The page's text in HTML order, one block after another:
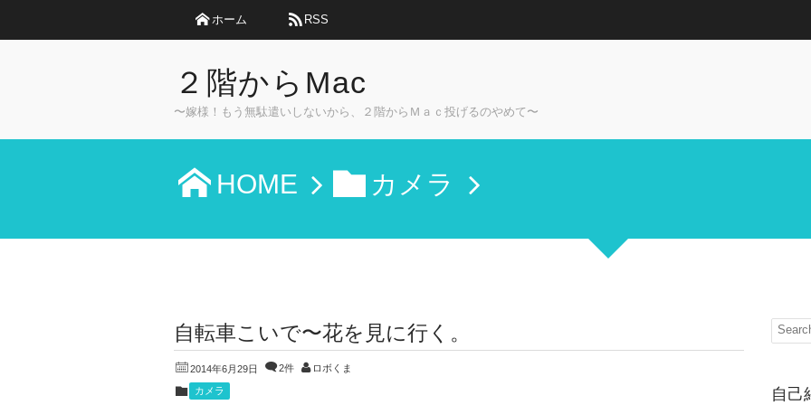
ホーム RSS
２階からMac
〜嫁様！もう無駄遣いしないから、２階からＭａｃ投げるのやめて〜
HOME カメラ
自転車こいで〜花を見に行く。
2014年6月29日 2件 ロボくま
カメラ 自己